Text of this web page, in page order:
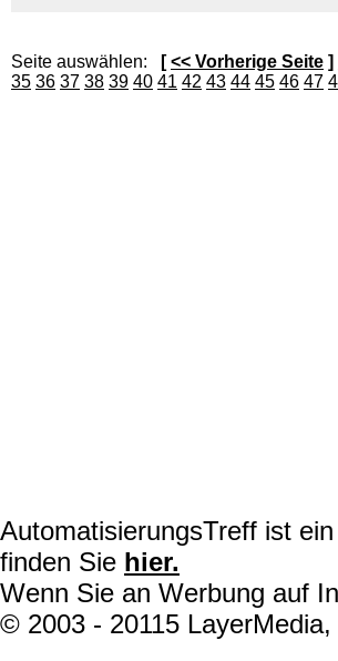
Seite auswählen: [<< Vorherige Seite ]
35 36 37 38 39 40 41 42 43 44 45 46 47
AutomatisierungsTreff ist
finden Sie hier.
Wenn Sie an Werbung auf
© 2003 - 20115